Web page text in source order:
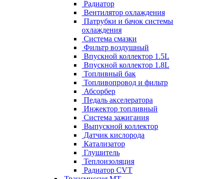
Радиатор
Вентилятор охлаждения
Патрубки и бачок системы
охлаждения
Система смазки
Фильтр воздушный
Впускной коллектор 1.5L
Впускной коллектор 1.8L
Топливный бак
Топливопровод и фильтр
Абсорбер
Педаль акселератора
Инжектор топливный
Система зажигания
Выпускной коллектор
Датчик кислорода
Катализатор
Глушитель
Теплоизоляция
Радиатор CVT